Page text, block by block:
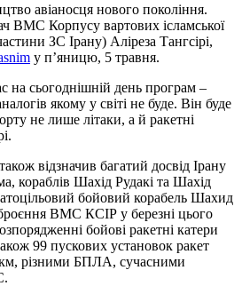
авіаносця нового покоління.
ВМС Корпусу вартових ісламської
ЗС Ірану) Аліреза Тангсірі,
у п’яницю, 5 травня.
на сьогоднішній день програм –
якому у світі не буде. Він буде
не лише літаки, а й ракетні
відзначив багатий досвід Ірану
кораблів Шахід Рудакі та Шахід
бойовий корабель Шахид
ВМС КСІР у березні цього
бойові ракетні катери
99 пускових установок ракет
км, різними БПЛА, сучасними